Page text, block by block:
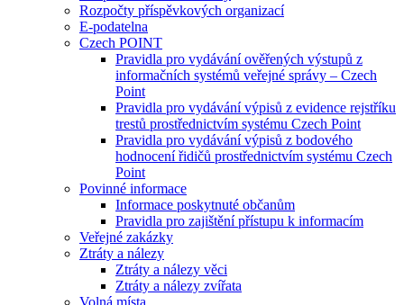
Rozpočty příspěvkových organizací
E-podatelna
Czech POINT
Pravidla pro vydávání ověřených výstupů z
informačních systémů veřejné správy – Czech
Point
Pravidla pro vydávání výpisů z evidence rejstříku
trestů prostřednictvím systému Czech Point
Pravidla pro vydávání výpisů z bodového
hodnocení řidičů prostřednictvím systému Czech
Point
Povinné informace
Informace poskytnuté občanům
Pravidla pro zajištění přístupu k informacím
Veřejné zakázky
Ztráty a nálezy
Ztráty a nálezy věci
Ztráty a nálezy zvířata
Volná místa